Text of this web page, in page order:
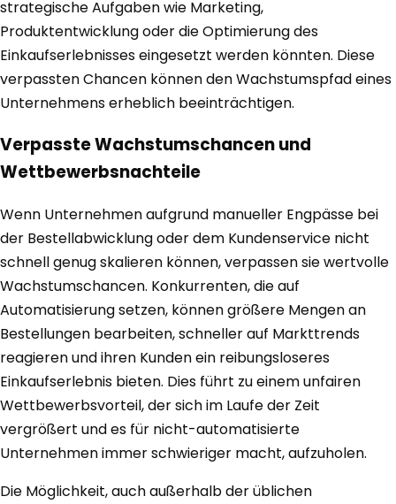
strategische Aufgaben wie Marketing,
Produktentwicklung oder die Optimierung des
Einkaufserlebnisses eingesetzt werden könnten. Diese
verpassten Chancen können den Wachstumspfad eines
Unternehmens erheblich beeinträchtigen.
Verpasste Wachstumschancen und
Wettbewerbsnachteile
Wenn Unternehmen aufgrund manueller Engpässe bei
der Bestellabwicklung oder dem Kundenservice nicht
schnell genug skalieren können, verpassen sie wertvolle
Wachstumschancen. Konkurrenten, die auf
Automatisierung setzen, können größere Mengen an
Bestellungen bearbeiten, schneller auf Markttrends
reagieren und ihren Kunden ein reibungsloseres
Einkaufserlebnis bieten. Dies führt zu einem unfairen
Wettbewerbsvorteil, der sich im Laufe der Zeit
vergrößert und es für nicht-automatisierte
Unternehmen immer schwieriger macht, aufzuholen.
Die Möglichkeit, auch außerhalb der üblichen